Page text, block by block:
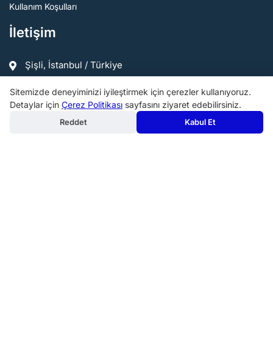
Kullanım Koşulları
İletişim
Şişli, İstanbul / Türkiye
0540 200 07 24
Sitemizde deneyiminizi iyileştirmek için çerezler kullanıyoruz.
Detaylar için Çerez Politikası sayfasını ziyaret edebilirsiniz.
Reddet Kabul Et